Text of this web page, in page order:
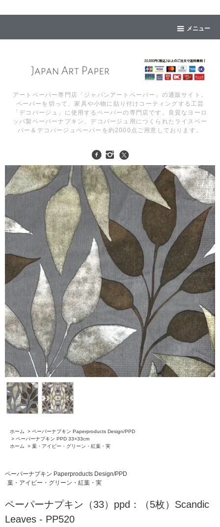
メニュー
アートペーパー専門店「ジャパンアートペーパー」の通販サイト。
ペーパーを切って、家具や小物に貼り付けコーティングする工芸
「デコパージュ」に使用するペーパーの専門店です。良質なヨーロ
ッパ製ペーパーナプキン、デコパージュ用につくられたライスペー
パー＆デコパージュペーパーを約2000点ご用意しております。
ホーム > ペーパーナプキン Paperproducts Design/PPD
> ペーパーナプキン PPD 33×33cm
ホーム
> 葉・アイビー・グリーン・紅葉・実
ペーパーナプキン Paperproducts Design/PPD
葉・アイビー・グリーン・紅葉・実
ペーパーナプキン（33）ppd：（5枚）Scandic
Leaves - PP520